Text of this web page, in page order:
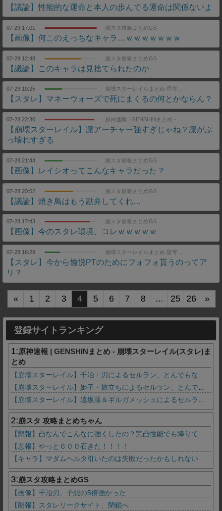
【議論】性能的な運命と本人の歩んでる運命は関係ないよ
07-29 17:01 崩スタ攻略まとめGS
【画像】何このえっちなキャラ…ｗｗｗｗｗｗｗ
07-29 12:48 崩スタ攻略まとめGS
【議論】このキャラは見捨てられたのか
07-29 10:25
【スタレ】マネーウォーズで死にまくるの何とかならん？
07-28 22:30
【崩壊スターレイル】凛アーチャー強すぎじゃね？凛がぶ
っ壊れすぎる
07-28 21:44 崩スタ攻略まとめGS
【画像】レイシオってこんなキャラだった？
07-28 20:52 崩スタ攻略まとめGS
【議論】焼き鳥はもう勘弁してくれ…
07-28 17:43 崩スタ攻略まとめGS
【画像】今のスタレ環境、コレｗｗｗｗｗ
07-28 16:29
【スタレ】今から愉悦PTのためにフォフォ貰うのってア
リ？
« 1 2 3 4 5 6 7 8 ... 25 26 »
登録サイトランキング
1:原神速報 | GENSHINまとめ - 崩壊スターレイル(スタレ)ま
とめ
【崩壊スターレイル】姫子・旅立ちによるセルラン、とんでもない事になる
2:崩スタ 攻略まとめちゃん
【悲報】やっと６００石きた！！！！
【キャラ】マダムヘルタ引いたのは失敗だったかもしれない
3:崩スタ攻略まとめGS
【画像】千冶刃、予想の5倍強かった
【朗報】スタレリークサイト、閉鎖へ